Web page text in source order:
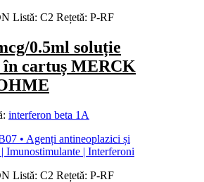
Listă: C2 Rețetă: P-RF
0.5ml soluție
cartuș MERCK
interferon beta 1A
• Agenți antineoplazici și
Imunostimulante | Interferoni
Listă: C2 Rețetă: P-RF